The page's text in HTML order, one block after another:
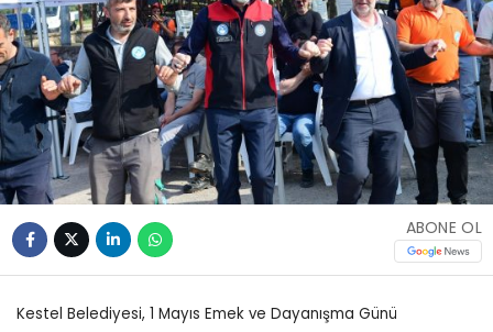
ABONE OL
Kestel Belediyesi, 1 Mayıs Emek ve Dayanışma Günü